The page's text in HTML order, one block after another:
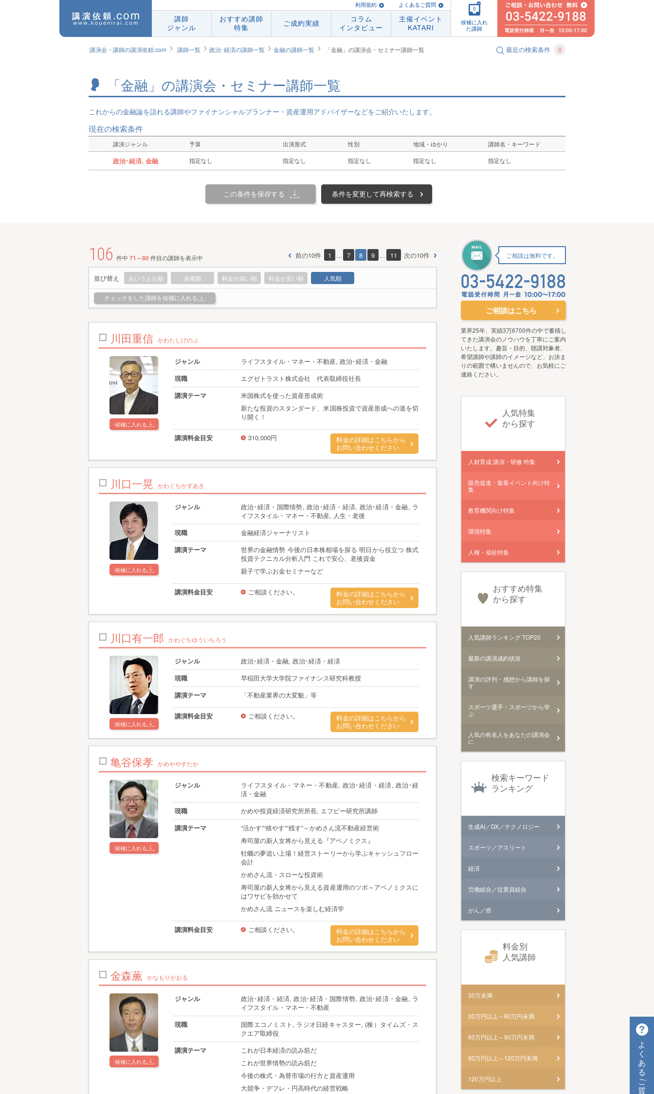
利用規約 よくあるご質問
講師
ジャンル
おすすめ講師
特集
ご成約実績
コラム
インタビュー
主催イベント
KATARI
0
候補に入れ
た講師
講演会・講師の講演依頼.com 講師一覧 政治･経済の講師一覧 金融の講師一覧 「金融」の講演会・セミナー講師一覧 最近の検索条件 0
「金融」の講演会・セミナー講師一覧
これからの金融論を語れる講師やファイナンシャルプランナー・資産運用アドバイザーなどをご紹介いたします。
現在の検索条件
講演ジャンル 予算 出演形式 性別 地域・ゆかり 講師名・キーワード
政治･経済, 金融 指定なし 指定なし 指定なし 指定なし 指定なし
この条件を保存する 条件を変更して再検索する
106 件中 71～80件目の講師を表示中 前の10件 1 ... 7 8 9 ... 11 次の10件
並び替え あいうえお順 新着順 料金が高い順 料金が安い順 人気順
チェックをした講師を候補に入れる
川田重信 かわたしげのぶ
候補に入れる
ジャンル
ライフスタイル・マネー・不動産, 政治･経済・金融
現職
エグゼトラスト株式会社 代表取締役社長
講演テーマ
米国株式を使った資産形成術
新たな投資のスタンダード、米国株投資で資産形成への道を切
り開く！
講演料金目安 310,000円
料金の詳細はこちらから
お問い合わせください
川口一晃 かわぐちかずあき
候補に入れる
ジャンル
政治･経済・国際情勢, 政治･経済・経済, 政治･経済・金融, ラ
イフスタイル・マネー・不動産, 人生・老後
現職
金融経済ジャーナリスト
講演テーマ
世界の金融情勢 今後の日本株相場を探る 明日から役立つ 株式
投資テクニカル分析入門 これで安心、老後資金
親子で学ぶお金セミナーなど
講演料金目安 ご相談ください。
料金の詳細はこちらから
お問い合わせください
川口有一郎 かわぐちゆういちろう
候補に入れる
ジャンル
政治･経済・金融, 政治･経済・経済
現職
早稲田大学大学院ファイナンス研究科教授
講演テーマ
「不動産業界の大変貌」等
講演料金目安 ご相談ください。
料金の詳細はこちらから
お問い合わせください
亀谷保孝 かめややすたか
候補に入れる
ジャンル
ライフスタイル・マネー・不動産, 政治･経済・経済, 政治･経
済・金融
現職
かめや投資経済研究所所長, エフピー研究所講師
講演テーマ
“活かす”“殖やす”“残す”～かめさん流不動産経営術
寿司屋の新人女将から見える『アベノミクス』
牡蠣の夢追い上場！経営ストーリーから学ぶキャッシュフロー
会計
かめさん流・スローな投資術
寿司屋の新人女将から見える資産運用のツボ～アベノミクスに
はワサビを効かせて
かめさん流 ニュースを楽しむ経済学
講演料金目安 ご相談ください。
料金の詳細はこちらから
お問い合わせください
金森薫 かなもりかおる
候補に入れる
ジャンル
政治･経済・経済, 政治･経済・国際情勢, 政治･経済・金融, ラ
イフスタイル・マネー・不動産
現職
国際エコノミスト, ラジオ日経キャスター, (株）タイムズ・ス
クエア取締役
講演テーマ
これが日本経済の読み筋だ
これが世界情勢の読み筋だ
今後の株式・為替市場の行方と資産運用
大競争・デフレ・円高時代の経営戦略
ご相談は無料です。
ご相談はこちら
業界25年、実績3万6700件の中で蓄積し
てきた講演会のノウハウを丁寧にご案内
いたします。趣旨・目的、聴講対象者、
希望講師や講師のイメージなど、お決ま
りの範囲で構いませんので、お気軽にご
連絡ください。
人気特集
から探す
人材育成 講演・研修 特集
販売促進・集客イベント向け特
集
教育機関向け特集
環境特集
人権・福祉特集
おすすめ特集
から探す
人気講師ランキング TOP20
最新の講演成約状況
講演の評判・感想から講師を探
す
スポーツ選手・スポーツから学
ぶ
人気の有名人をあなたの講演会
に
検索キーワード
ランキング
生成AI／DX／テクノロジー
スポーツ／アスリート
経済
労働組合／従業員組合
がん／癌
料金別
人気講師
30万未満
30万円以上～60万円未満
60万円以上～90万円未満
90万円以上～120万円未満
120万円以上
よ
く
あ
る
ご
質